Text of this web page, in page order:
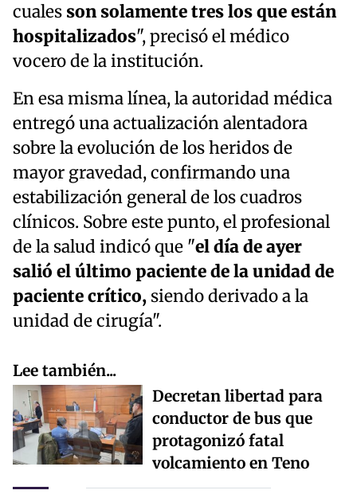
cuales son solamente tres los que están
hospitalizados", precisó el médico
vocero de la institución.
En esa misma línea, la autoridad médica
entregó una actualización alentadora
sobre la evolución de los heridos de
mayor gravedad, confirmando una
estabilización general de los cuadros
clínicos. Sobre este punto, el profesional
de la salud indicó que "el día de ayer
salió el último paciente de la unidad de
paciente crítico, siendo derivado a la
unidad de cirugía".
Lee también...
Decretan libertad para
conductor de bus que
protagonizó fatal
volcamiento en Teno